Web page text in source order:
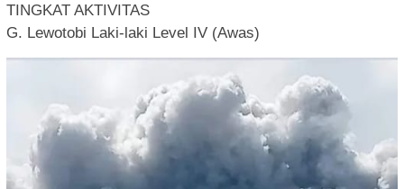
TINGKAT AKTIVITAS
G. Lewotobi Laki-laki Level IV (Awas)